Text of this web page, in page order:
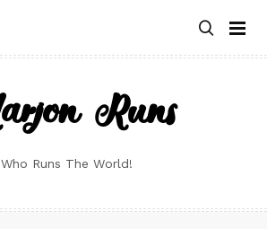
Runs
Who Runs The World!